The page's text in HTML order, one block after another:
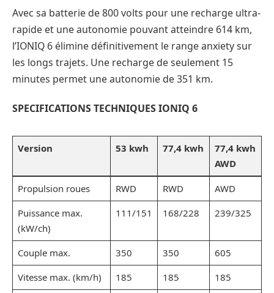
Avec sa batterie de 800 volts pour une recharge ultra-
rapide et une autonomie pouvant atteindre 614 km,
l’IONIQ 6 élimine définitivement le range anxiety sur
les longs trajets. Une recharge de seulement 15
minutes permet une autonomie de 351 km.
SPECIFICATIONS TECHNIQUES IONIQ 6
Version 53 kwh 77,4 kwh
77,4 kwh
AWD
Propulsion roues RWD RWD
AWD
Puissance max.
(kW/ch)
111/151 168/228 239/325
Couple max. 350 350
605
Vitesse max. (km/h)
185 185 185